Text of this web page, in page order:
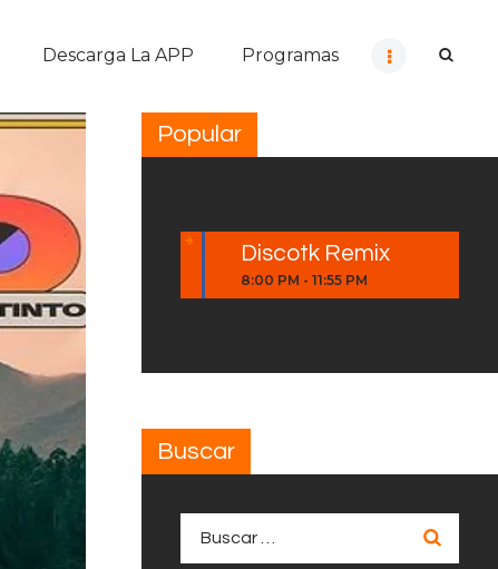
Descarga La APP Programas
Popular
Discotk Remix
8:00 PM -11:55 PM
Buscar